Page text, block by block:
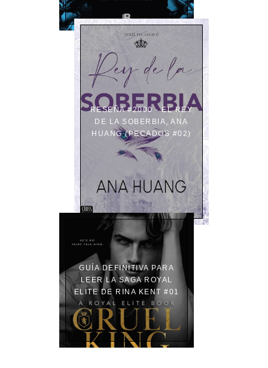
RESEÑA #2000 - EL REY
DE LA SOBERBIA, ANA
HUANG (PECADOS #02)
GUÍA DEFINITIVA PARA
LEER LA SAGA ROYAL
ELITE DE RINA KENT #01